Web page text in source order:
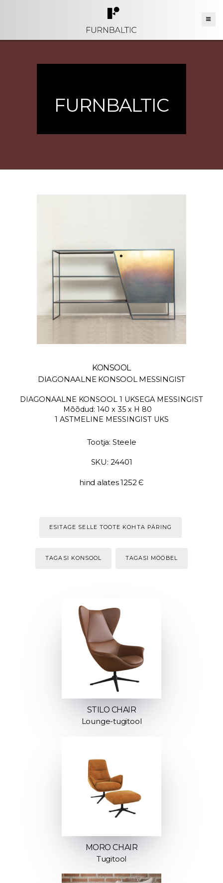
FURNBALTIC
KONSOOL
DIAGONAALNE KONSOOL MESSINGIST
DIAGONAALNE KONSOOL 1 UKSEGA MESSINGIST
Mõõdud: 140 x 35 x H 80
1 ASTMELINE MESSINGIST UKS
Tootja: Steele
SKU: 24401
hind alates 1252 Є
ESITAGE SELLE TOOTE KOHTA PÄRING
TAGASI KONSOOL TAGASI MÖÖBEL
STILO CHAIR
Lounge-tugitool
MORO CHAIR
Tugitool